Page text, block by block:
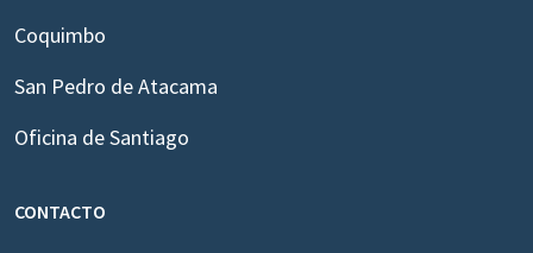
Coquimbo
San Pedro de Atacama
Oficina de Santiago
CONTACTO